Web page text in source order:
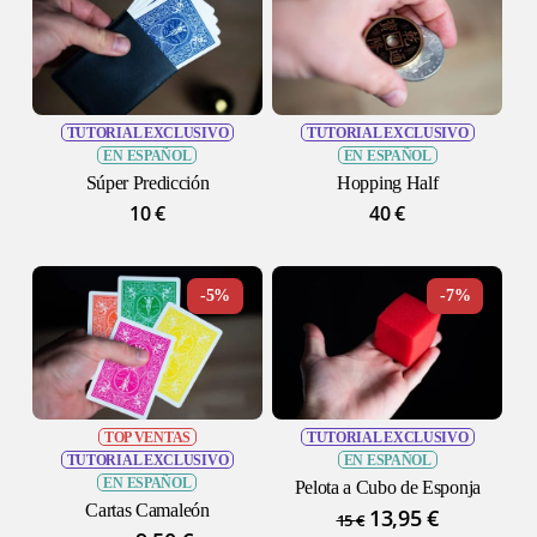
No hay productos en el carrito.
GO TO SHOP
TUTORIAL EXCLUSIVO
EN ESPAÑOL
Súper Predicción
10€
TUTORIAL EXCLUSIVO
EN ESPAÑOL
Hopping Half
40€
-5%
TOP VENTAS
TUTORIAL EXCLUSIVO
EN ESPAÑOL
Cartas Camaleón
-7%
TUTORIAL EXCLUSIVO
EN ESPAÑOL
Pelota a Cubo de Esponja
15€ El
13,95€El